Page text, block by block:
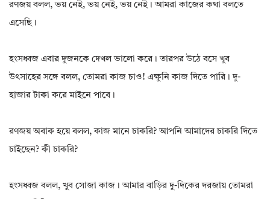
রণজয় বলল, ভয় নেই, ভয় নেই, ভয় নেই। আমরা কাজের কথা বলতে
এসেছি।
হংসধ্বজ এবার দুজনকে দেখল ভালো করে। তারপর উঠে বসে খুব
উৎসাহের সঙ্গে বলল, তোমরা কাজ চাও! এক্ষুনি কাজ দিতে পারি। দু-
হাজার টাকা করে মাইনে পাবে।
রণজয় অবাক হয়ে বলল, কাজ মানে চাকরি? আপনি আমাদের চাকরি দিতে
চাইছেন? কী চাকরি?
হংসধ্বজ বলল, খুব সোজা কাজ। আমার বাড়ির দু-দিকের দরজায় তোমরা